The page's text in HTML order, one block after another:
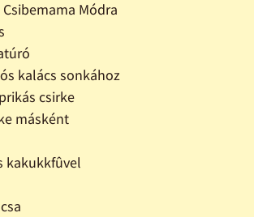
Módra
kalács sonkához
csirke
másként
kakukkfûvel